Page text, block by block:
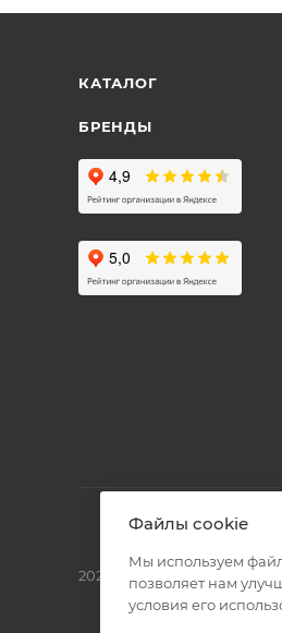
КАТАЛОГ
БРЕНДЫ
2026 © Полиграф кит -
Файлы cookie
Мы используем
позволяет нам
условия его